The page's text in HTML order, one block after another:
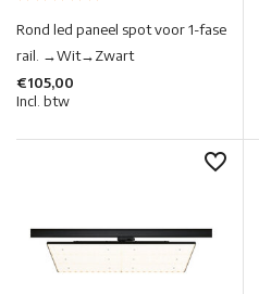
Rond led paneel spot voor 1-fase
rail. →Wit→Zwart
€105,00
Incl. btw